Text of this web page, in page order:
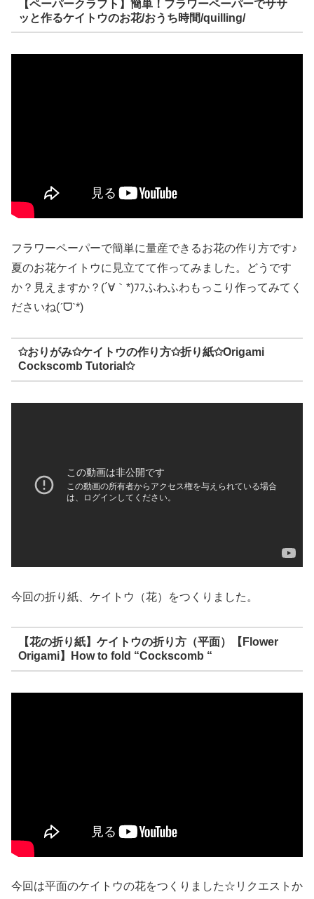
【ペーパークラフト】簡単！フラワーペーパーでササ
ッと作るケイトウのお花/おうち時間/quilling/
フラワーペーパーで簡単に量産できるお花の作り方です♪
夏のお花ケイトウに見立てて作ってみました。どうです
か？見えますか？(´∀｀*)ﾌﾌふわふわもっこり作ってみてく
ださいね(ˊᗜˋ*)
✩おりがみ✩ケイトウの作り方✩折り紙✩Origami
Cockscomb Tutorial✩
今回の折り紙、ケイトウ（花）をつくりました。
【花の折り紙】ケイトウの折り方（平面）【Flower
Origami】How to fold “Cockscomb “
今回は平面のケイトウの花をつくりました☆リクエストか